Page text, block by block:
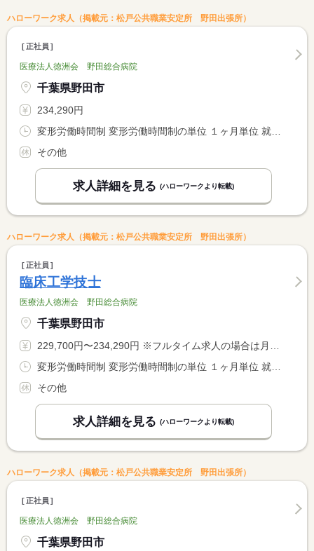
ハローワーク求人（掲載元：松戸公共職業安定所 野田出張所）
正社員
医療法人徳洲会 野田総合病院
千葉県野田市
234,290円
その他
求人詳細を見る (ハローワークより転載)
ハローワーク求人（掲載元：松戸公共職業安定所 野田出張所）
正社員
臨床工学技士
医療法人徳洲会 野田総合病院
千葉県野田市
229,700円〜234,290円 ※フルタイム求人の場合は月額（換算額）、パート求人の場合は時間額を表示しています。
その他
求人詳細を見る (ハローワークより転載)
ハローワーク求人（掲載元：松戸公共職業安定所 野田出張所）
正社員
医療法人徳洲会 野田総合病院
千葉県野田市